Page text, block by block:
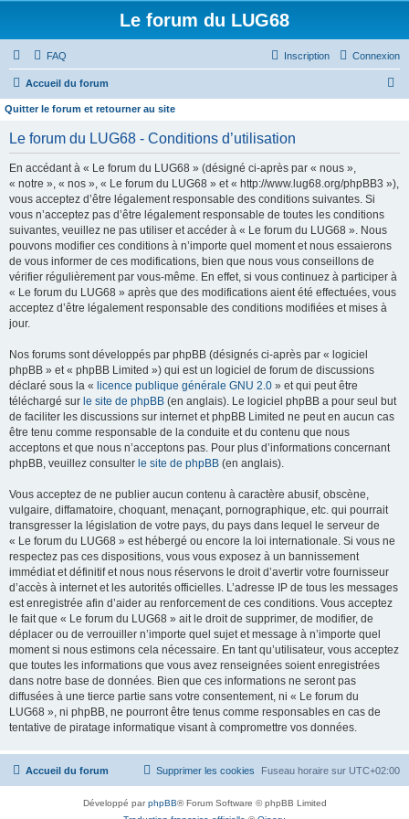
Le forum du LUG68
FAQ Connexion
Inscription
Accueil du forum
Quitter le forum et retourner au site
Le forum du LUG68 - Conditions d’utilisation
En accédant à « Le forum du LUG68 » (désigné ci-après par « nous »,
« notre », « nos », « Le forum du LUG68 » et « http://www.lug68.org/phpBB3 »),
vous acceptez d’être légalement responsable des conditions suivantes. Si
vous n’acceptez pas d’être légalement responsable de toutes les conditions
suivantes, veuillez ne pas utiliser et accéder à « Le forum du LUG68 ». Nous
pouvons modifier ces conditions à n’importe quel moment et nous essaierons
de vous informer de ces modifications, bien que nous vous conseillons de
vérifier régulièrement par vous-même. En effet, si vous continuez à participer à
« Le forum du LUG68 » après que des modifications aient été effectuées, vous
acceptez d’être légalement responsable des conditions modifiées et mises à
jour.
Nos forums sont développés par phpBB (désignés ci-après par « logiciel
phpBB » et « phpBB Limited ») qui est un logiciel de forum de discussions
déclaré sous la « licence publique générale GNU 2.0 » et qui peut être
téléchargé sur le site de phpBB (en anglais). Le logiciel phpBB a pour seul but
de faciliter les discussions sur internet et phpBB Limited ne peut en aucun cas
être tenu comme responsable de la conduite et du contenu que nous
acceptons et que nous n’acceptons pas. Pour plus d’informations concernant
phpBB, veuillez consulter le site de phpBB (en anglais).
Vous acceptez de ne publier aucun contenu à caractère abusif, obscène,
vulgaire, diffamatoire, choquant, menaçant, pornographique, etc. qui pourrait
transgresser la législation de votre pays, du pays dans lequel le serveur de
« Le forum du LUG68 » est hébergé ou encore la loi internationale. Si vous ne
respectez pas ces dispositions, vous vous exposez à un bannissement
immédiat et définitif et nous nous réservons le droit d’avertir votre fournisseur
d’accès à internet et les autorités officielles. L’adresse IP de tous les messages
est enregistrée afin d’aider au renforcement de ces conditions. Vous acceptez
le fait que « Le forum du LUG68 » ait le droit de supprimer, de modifier, de
déplacer ou de verrouiller n’importe quel sujet et message à n’importe quel
moment si nous estimons cela nécessaire. En tant qu’utilisateur, vous acceptez
que toutes les informations que vous avez renseignées soient enregistrées
dans notre base de données. Bien que ces informations ne seront pas
diffusées à une tierce partie sans votre consentement, ni « Le forum du
LUG68 », ni phpBB, ne pourront être tenus comme responsables en cas de
tentative de piratage informatique visant à compromettre vos données.
Accueil du forum Fuseau horaire sur UTC+02:00
Supprimer les cookies
Développé parphpBB® Forum Software © phpBB Limited